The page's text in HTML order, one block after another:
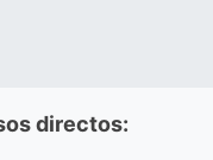
directos: